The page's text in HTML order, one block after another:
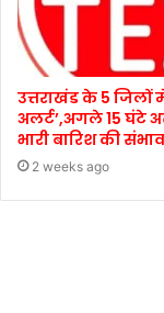
उत्तराखंड के 5 जिलों
अलर्ट’,अगले 15 घंटे
भारी बारिश की
2 weeks ago